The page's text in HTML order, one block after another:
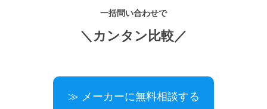
一括問い合わせで
＼カンタン比較／
≫ メーカーに無料相談する